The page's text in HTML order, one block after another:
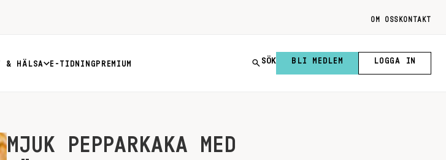
OM OSS KONTAKT
& HÄLSA E-TIDNING PREMIUM SÖK BLI MEDLEM LOGGA IN
MJUK PEPPARKAKA MED